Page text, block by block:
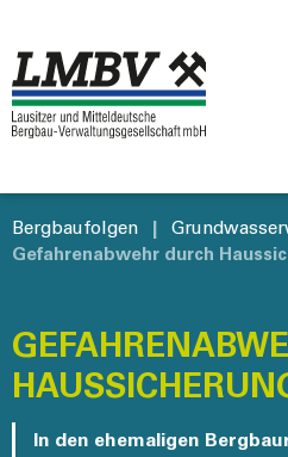
Bergbaufolgen
Gefahrenabwehr durch
In den ehemaligen